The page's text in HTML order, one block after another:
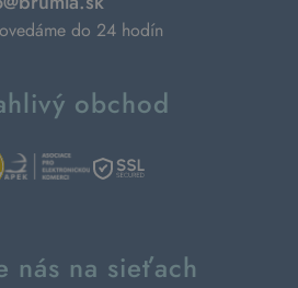
do 24 hodín
obchod
nás na sieťach